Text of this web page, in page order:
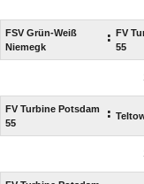
FSV Grün-Weiß
Niemegk
: FV
55
FV Turbine Potsdam
55
: